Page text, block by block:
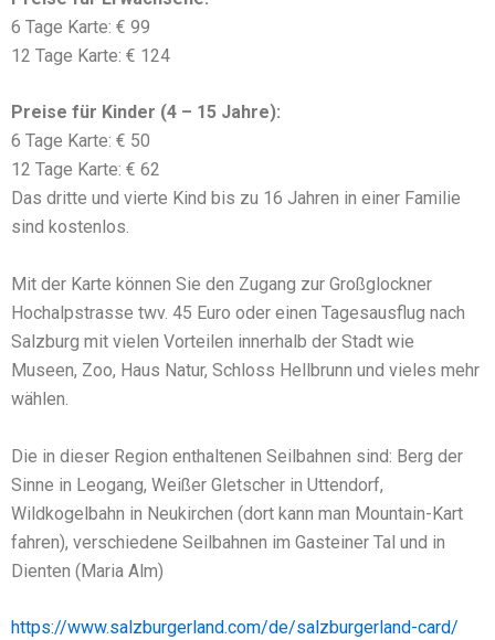
6 Tage Karte: € 99
12 Tage Karte: € 124
Preise für Kinder (4 – 15 Jahre):
6 Tage Karte: € 50
12 Tage Karte: € 62
Das dritte und vierte Kind bis zu 16 Jahren in einer Familie
sind kostenlos.
Mit der Karte können Sie den Zugang zur Großglockner
Hochalpstrasse twv. 45 Euro oder einen Tagesausflug nach
Salzburg mit vielen Vorteilen innerhalb der Stadt wie
Museen, Zoo, Haus Natur, Schloss Hellbrunn und vieles mehr
wählen.
Die in dieser Region enthaltenen Seilbahnen sind: Berg der
Sinne in Leogang, Weißer Gletscher in Uttendorf,
Wildkogelbahn in Neukirchen (dort kann man Mountain-Kart
fahren), verschiedene Seilbahnen im Gasteiner Tal und in
Dienten (Maria Alm)
https://www.salzburgerland.com/de/salzburgerland-card/